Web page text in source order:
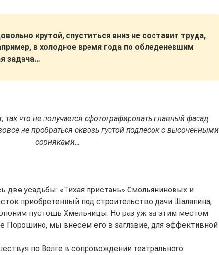
крутой, спуститься вниз не составит труда,
в холодное время года по обледеневшим
задача…
так что не получается сфотографировать главный фасад
не пробраться сквозь густой подлесок с высоченными
сорняками…
две усадьбы: «Тихая пристань» Смольяниновых и
приобретенный под строительство дачи Шаляпина,
пустошь Хмельницы. Но раз уж за этим местом
Порошино, мы внесем его в заглавие, для эффективной
по Волге в сопровождении театрального